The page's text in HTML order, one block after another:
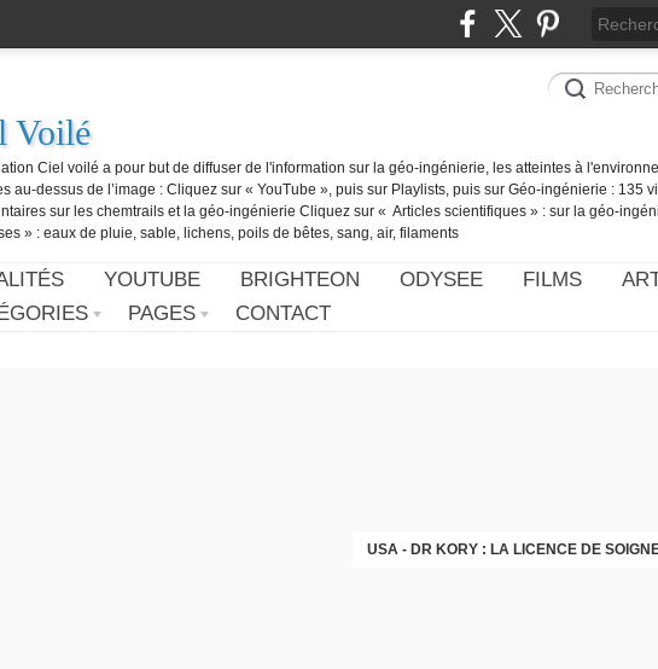
Voilé
Ciel voilé a pour but de diffuser de l'information sur la géo-ingénierie, les atteintes à
au-dessus de l’image : Cliquez sur « YouTube », puis sur Playlists, puis sur Géo-ingénierie : 135
sur les chemtrails et la géo-ingénierie Cliquez sur « Articles scientifiques » : sur la géo-
» : eaux de pluie, sable, lichens, poils de bêtes, sang, air, filaments
YOUTUBE BRIGHTEON ODYSEE FILMS
PAGES CONTACT